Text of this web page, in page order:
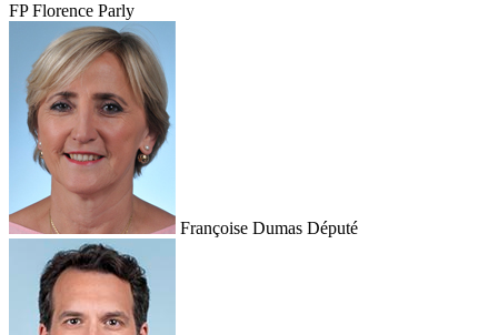
FP Florence Parly
Françoise Dumas Député